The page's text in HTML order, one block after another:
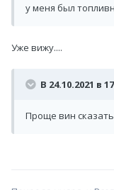
у меня был
Уже вижу....
В 24.10.2021 в
Проще вин